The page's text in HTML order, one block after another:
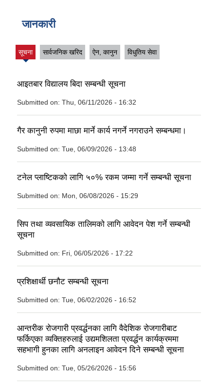
जानकारी
सूचना
(active
सार्वजनिक खरिद ऐन, कानुन विधुतिय सेवा
आइतबार विद्यालय बिदा सम्बन्धी सूचना
Submitted on: Thu, 06/11/2026 - 16:32
गैर कानुनी रुपमा माछा मार्ने कार्य नगर्ने नगराउने सम्बन्धमा।
Submitted on: Tue, 06/09/2026 - 13:48
टनेल प्लाष्टिकको लागि ५०% रकम जम्मा गर्ने सम्बन्धी सूचना
Submitted on: Mon, 06/08/2026 - 15:29
सिप तथा व्यवसायिक तालिमको लागि आवेदन पेश गर्ने सम्बन्धी
सूचना
Submitted on: Fri, 06/05/2026 - 17:22
प्रशिक्षार्थी छनौट सम्बन्धी सूचना
Submitted on: Tue, 06/02/2026 - 16:52
आन्तरीक रोजगारी प्रवर्द्धनका लागि वैदेशिक रोजगारीबाट
फर्किएका व्यक्तिहरुलाई उद्यमशिलता प्रवर्द्धन कार्यक्रममा
सहभागी हुनका लागि अनलाइन आवेदन दिने सम्बन्धी सूचना
Submitted on: Tue, 05/26/2026 - 15:56